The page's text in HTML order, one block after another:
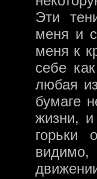
Эти
меня и
меня к
себе
любая
бумаге
жизни,
горьки